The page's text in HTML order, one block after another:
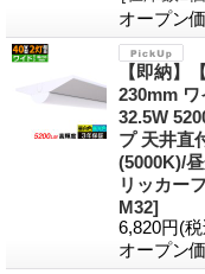
オープン
【即納】
230mm ワ
32.5W
プ 天井直
(5000K)/
リッカー
M32]
6,820円(
オープン